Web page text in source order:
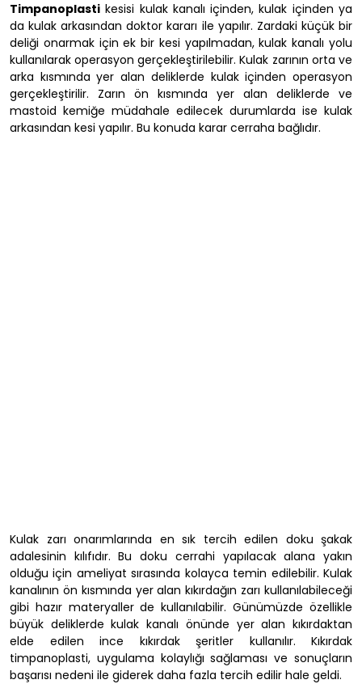
Timpanoplasti kesisi kulak kanalı içinden, kulak içinden ya
da kulak arkasından doktor kararı ile yapılır. Zardaki küçük bir
deliği onarmak için ek bir kesi yapılmadan, kulak kanalı yolu
kullanılarak operasyon gerçekleştirilebilir. Kulak zarının orta ve
arka kısmında yer alan deliklerde kulak içinden operasyon
gerçekleştirilir. Zarın ön kısmında yer alan deliklerde ve
mastoid kemiğe müdahale edilecek durumlarda ise kulak
arkasından kesi yapılır. Bu konuda karar cerraha bağlıdır.
Kulak zarı onarımlarında en sık tercih edilen doku şakak
adalesinin kılıfıdır. Bu doku cerrahi yapılacak alana yakın
olduğu için ameliyat sırasında kolayca temin edilebilir. Kulak
kanalının ön kısmında yer alan kıkırdağın zarı kullanılabileceği
gibi hazır materyaller de kullanılabilir. Günümüzde özellikle
büyük deliklerde kulak kanalı önünde yer alan kıkırdaktan
elde edilen ince kıkırdak şeritler kullanılır. Kıkırdak
timpanoplasti, uygulama kolaylığı sağlaması ve sonuçların
başarısı nedeni ile giderek daha fazla tercih edilir hale geldi.